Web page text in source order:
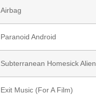
Airbag
Paranoid Android
Subterranean Homesick Alien
Exit Music (For A Film)